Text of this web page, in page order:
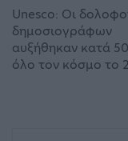
Unesco: Οι
δημοσιογράφων
αυξήθηκαν κατά
όλο τον κόσμο το